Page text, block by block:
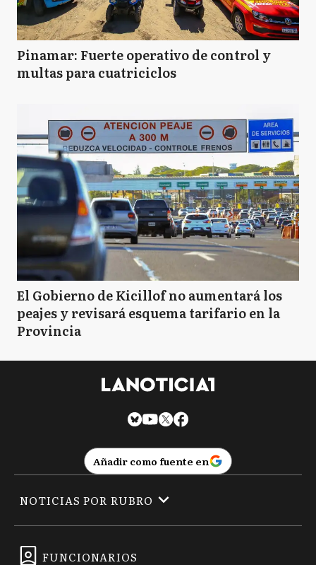
Pinamar: Fuerte operativo de control y
multas para cuatriciclos
El Gobierno de Kicillof no aumentará los
peajes y revisará esquema tarifario en la
Provincia
Añadir como fuente en
FUNCIONARIOS
NOTICIAS POR RUBRO